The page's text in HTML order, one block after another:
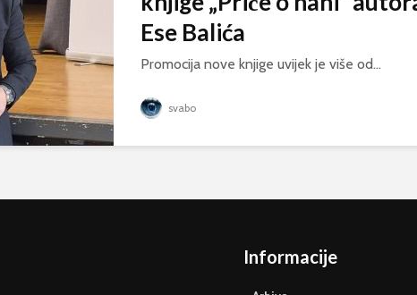
Ese Balića
Promocija nove knjige uvijek je više od...
svabo
Informacije